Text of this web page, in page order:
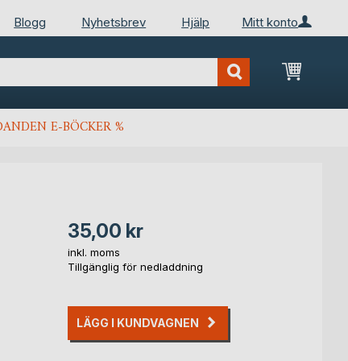
Mitt konto
Blogg Nyhetsbrev Hjälp
Min
E-BÖCKER %
35,00 kr
inkl. moms
Tillgänglig för nedladdning
LÄGG I KUNDVAGNEN